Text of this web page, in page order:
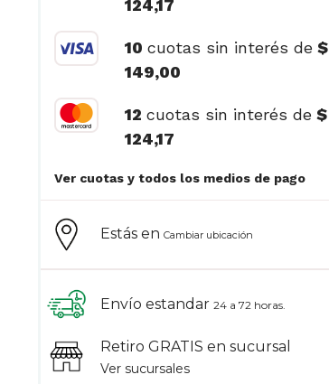
Estás enCambiar ubicación
Envío estandar 24 a 72 horas.
Retiro GRATIS en sucursal
Ver sucursales
124,17
10cuotas sin interés de $
149,00
12cuotas sin interés de $
124,17
Ver cuotas y todos los medios de pago